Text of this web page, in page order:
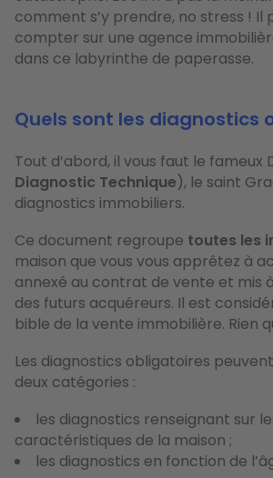
comment s’y prendre, no stress ! Il
compter sur une agence
dans ce labyrinthe de paperasse.
Quels sont les diagnostics
Tout d’abord, il vous faut le fameux
Diagnostic Technique), le saint
diagnostics immobiliers.
Ce document regroupe toutes les
maison que vous vous apprêtez à
annexé au contrat de vente et mis
des futurs acquéreurs. Il est
bible de la vente immobilière. Rien
Les diagnostics obligatoires
deux catégories :
les diagnostics renseignant sur
caractéristiques de la maison ;
les diagnostics en fonction de